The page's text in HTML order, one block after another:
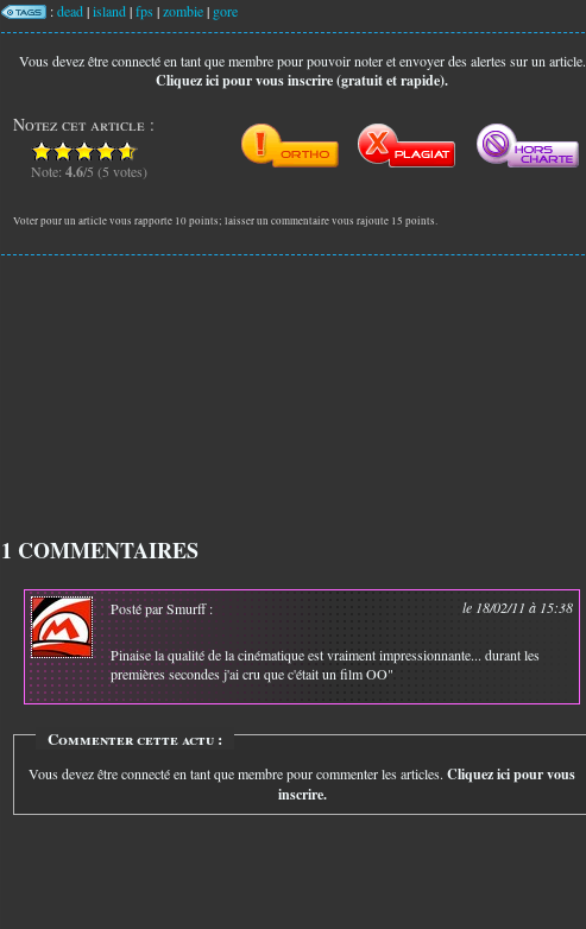
:dead|island|fps |zombie| gore
Vous devez être connecté en tant que membre pour pouvoir noter et envoyer des alertes sur un article.
Cliquez ici pour vous inscrire (gratuit et rapide).
Notez cet article :
Note: 4.6/5 (5 votes)
Voter pour un article vous rapporte 10 points; laisser un commentaire vous rajoute 15 points.
1 COMMENTAIRES
Posté par Smurff : le 18/02/11 à 15:38
Pinaise la qualité de la cinématique est vraiment impressionnante... durant les
premières secondes j'ai cru que c'était un film OO"
Commenter cette actu :
Vous devez être connecté en tant que membre pour commenter les articles. Cliquez ici pour vous
inscrire.